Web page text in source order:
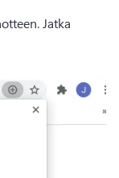
Jatka